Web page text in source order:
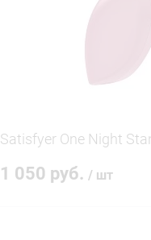
Satisfyer One Night
1 050 руб. / шт